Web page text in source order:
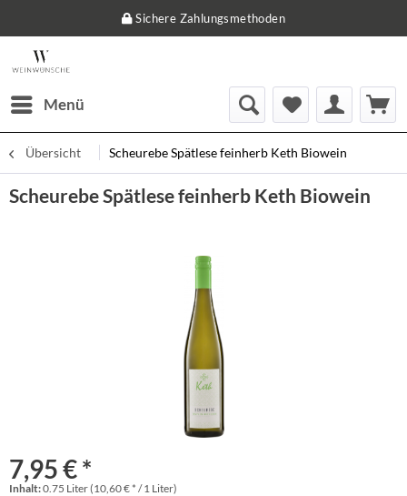
Sichere Zahlungsmethoden
Menü
Übersicht Scheurebe Spätlese feinherb Keth Biowein
Scheurebe Spätlese feinherb Keth Biowein
7,95 € *
Inhalt:0.75 Liter (10,60 € * / 1 Liter)